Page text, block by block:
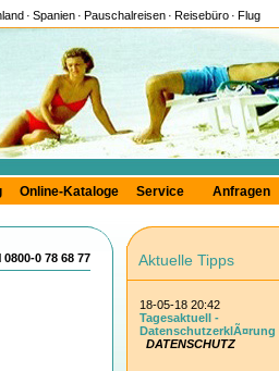
· Spanien · Pauschalreisen · Reisebüro · Flug
Online-Kataloge Service Anfragen
0800-0 78 68 77 Aktuelle Tipps
18-05-18 20:42
Tagesaktuell -
DatenschutzerklÃ¤rung
DATENSCHUTZ